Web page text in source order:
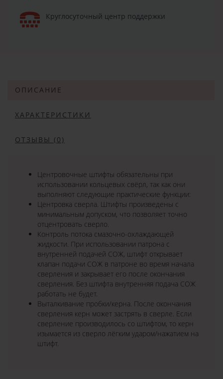
Круглосуточный центр поддержки
ОПИСАНИЕ
ХАРАКТЕРИСТИКИ
ОТЗЫВЫ (0)
Центровочные штифты обязательны при
использовании кольцевых свёрл, так как они
выполняют следующие практические функции:
Центровка сверла. Штифты произведены с
минимальным допуском, что позволяет точно
отцентровать сверло.
Контроль потока смазочно-охлаждающей
жидкости. При использовании патрона с
внутренней подачей СОЖ, штифт открывает
клапан подачи СОЖ в патроне во время начала
сверления и закрывает его после окончания
сверления. Без штифта внутренняя подача СОЖ
работать не будет.
Выталкивание пробки/керна. После окончания
сверления керн может застрять в сверле. Если
сверление производилось со штифтом, то керн
изымается из сверло лёгким ударом/нажатием на
штифт.